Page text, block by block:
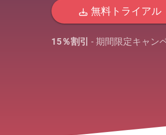
無料トライアル
15％割引 - 期間限定キャン